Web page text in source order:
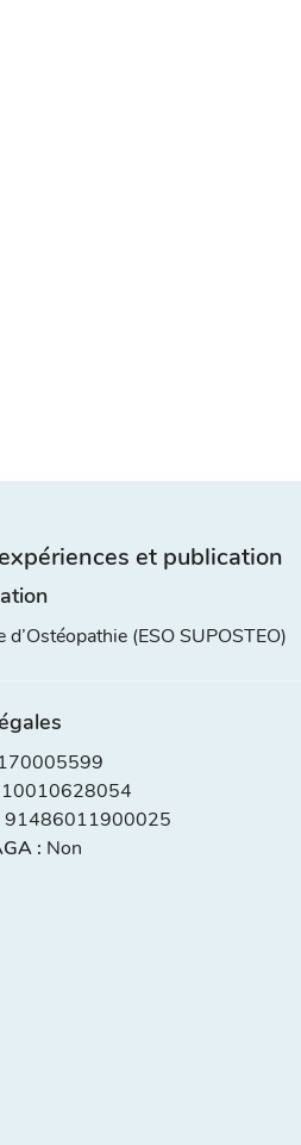
et publication
d’Ostéopathie (ESO SUPOSTEO)
170005599
10010628054
91486011900025
: Non